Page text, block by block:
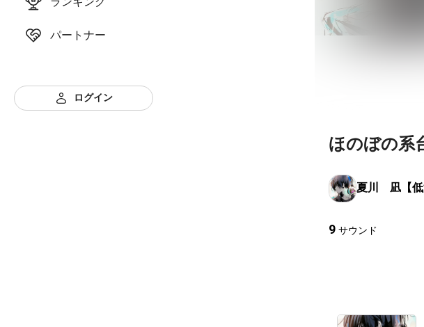
パートナー
ログイン
ほのぼの系
夏川 凪【低
9 サウンド